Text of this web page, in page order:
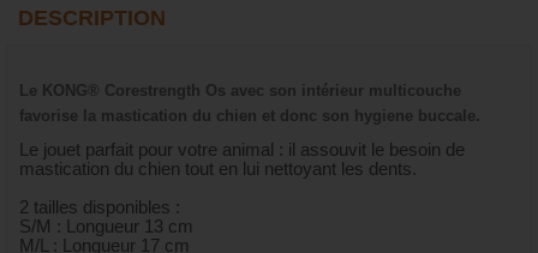
DESCRIPTION
Le KONG® Corestrength Os avec son intérieur multicouche
favorise la mastication du chien et donc son hygiene buccale.
Le jouet parfait pour votre animal : il assouvit le besoin de
mastication du chien tout en lui nettoyant les dents.
2 tailles disponibles :
S/M : Longueur 13 cm
M/L : Longueur 17 cm